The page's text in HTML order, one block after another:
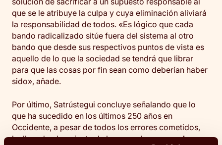
que se le atribuye la culpa y cuya eliminación aliviará
la responsabilidad de todos. «Es lógico que cada
bando radicalizado sitúe fuera del sistema al otro
bando que desde sus respectivos puntos de vista es
aquello de lo que la sociedad se tendrá que librar
para que las cosas por fin sean como deberían haber
sido», añade.
Por último, Satrústegui concluye señalando que lo
que ha sucedido en los últimos 250 años en
Occidente, a pesar de todos los errores cometidos,
ha llevado al conjunto de los seres humanos ala